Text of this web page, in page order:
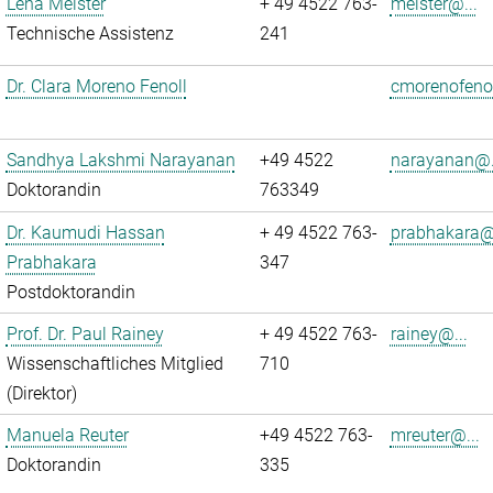
Technische Assistenz
241
Dr. Clara Moreno Fenoll
Sandhya Lakshmi Narayanan
Doktorandin
+49 4522
763349
Dr. Kaumudi Hassan
Prabhakara
Postdoktorandin
+ 49 4522 763-
347
Prof. Dr. Paul Rainey
Wissenschaftliches Mitglied
(Direktor)
+ 49 4522 763-
710
rainey@...
Manuela Reuter
Doktorandin
+49 4522 763-
335
mreuter@...